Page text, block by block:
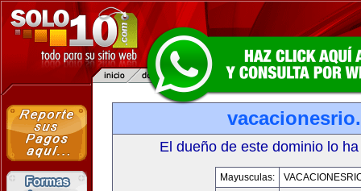
El dueño de este dominio lo
Mayusculas: